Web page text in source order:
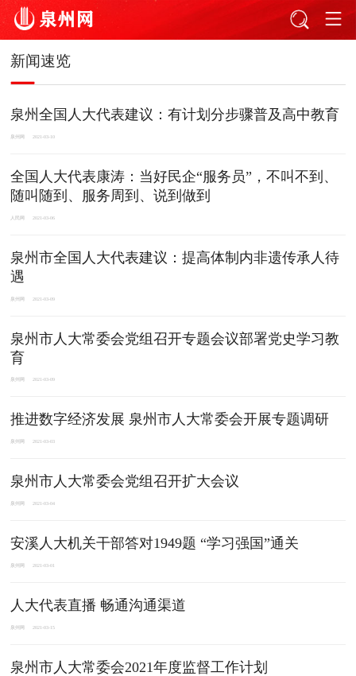
新闻速览
​泉州全国人大代表建议：有计划分步骤普及高中教育
泉州网 2021-03-10
全国人大代表康涛：当好民企“服务员”，不叫不到、
随叫随到、服务周到、说到做到
人民网 2021-03-06
泉州市全国人大代表建议：提高体制内非遗传承人待
遇
泉州网 2021-03-09
泉州市人大常委会党组召开专题会议部署党史学习教
育
泉州网 2021-03-09
推进数字经济发展 泉州市人大常委会开展专题调研
泉州网 2021-03-03
泉州市人大常委会党组召开扩大会议
泉州网 2021-03-04
安溪人大机关干部答对1949题 “学习强国”通关
泉州网 2021-03-01
人大代表直播 畅通沟通渠道
泉州网 2021-03-15
泉州市人大常委会2021年度监督工作计划